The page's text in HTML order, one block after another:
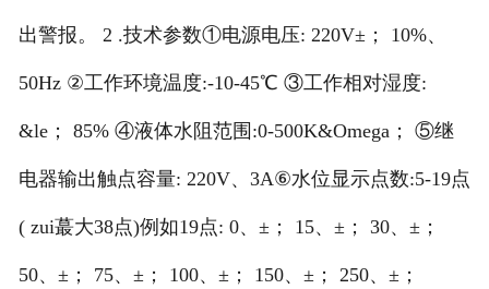
出警报。 2 .技术参数①电源电压: 220V±； 10%、
50Hz ②工作环境温度:-10-45℃ ③工作相对湿度:
&le； 85% ④液体水阻范围:0-500K&Omega； ⑤继
电器输出触点容量: 220V、3A⑥水位显示点数:5-19点
( zui蕞大38点)例如19点: 0、±； 15、±； 30、±；
50、±； 75、±； 100、±； 150、±； 250、±；